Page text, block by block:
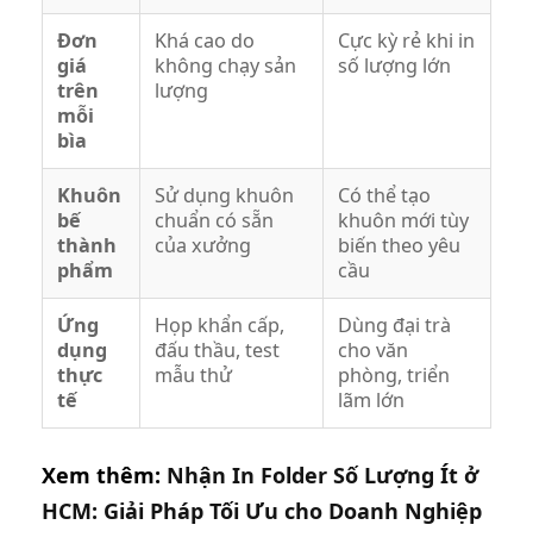
Đơn
giá
trên
mỗi
bìa
Khá cao do
không chạy sản
lượng
Cực kỳ rẻ khi in
số lượng lớn
Khuôn
bế
thành
phẩm
Sử dụng khuôn
chuẩn có sẵn
của xưởng
Có thể tạo
khuôn mới tùy
biến theo yêu
cầu
Ứng
dụng
thực
tế
Họp khẩn cấp,
đấu thầu, test
mẫu thử
Dùng đại trà
cho văn
phòng, triển
lãm lớn
Xem thêm: Nhận In Folder Số Lượng Ít ở
HCM: Giải Pháp Tối Ưu cho Doanh Nghiệp